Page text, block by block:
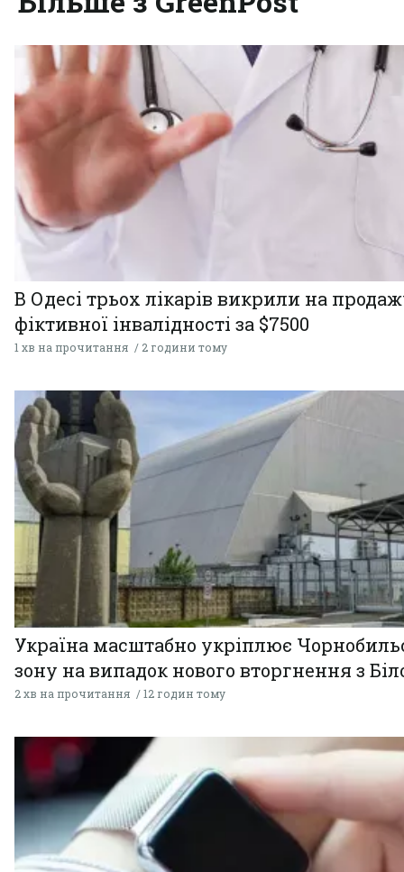
В Одесі трьох лікарів викрили на
фіктивної інвалідності за $7500
1 хв на прочитання 2 години тому
Україна масштабно укріплює
зону на випадок нового вторгнення з
2 хв на прочитання 12 годин тому